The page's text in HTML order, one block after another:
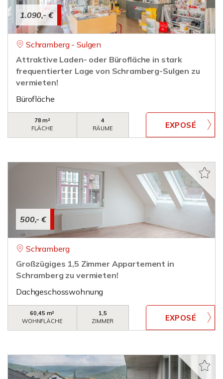
1.090,- €
Schramberg - Sulgen
Attraktive Laden- oder Bürofläche in stark
frequentierter Lage von Schramberg-Sulgen zu
vermieten!
Bürofläche
78 m²
FLÄCHE
4
RÄUME
500,- €
Schramberg
Großzügiges 1,5 Zimmer Appartement in
Schramberg zu vermieten!
Dachgeschosswohnung
60,45 m²
WOHNFLÄCHE
1,5
ZIMMER